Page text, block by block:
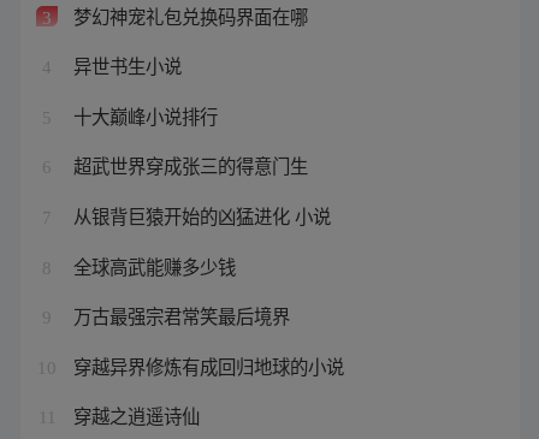
3 梦幻神宠礼包兑换码界面在哪
4 异世书生小说
5 十大巅峰小说排行
6 超武世界穿成张三的得意门生
7 从银背巨猿开始的凶猛进化 小说
8 全球高武能赚多少钱
9 万古最强宗君常笑最后境界
10 穿越异界修炼有成回归地球的小说
穿越之逍遥诗仙